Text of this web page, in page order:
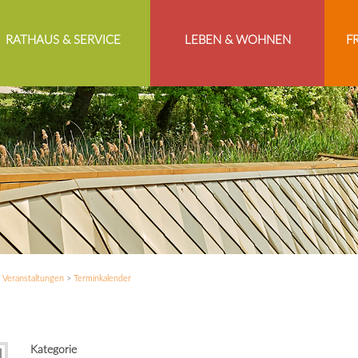
RATHAUS & SERVICE LEBEN & WOHNEN
Veranstaltungen> Terminkalender
Kategorie